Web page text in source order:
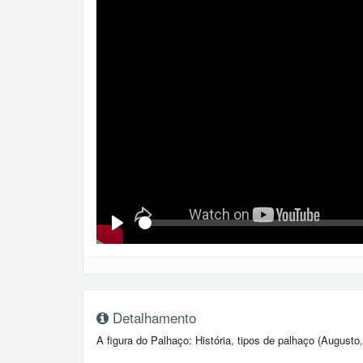
Play
Detalhamento
A figura do Palhaço: História, tipos de palhaço